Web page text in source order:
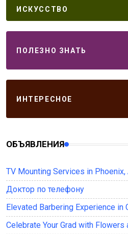
ИСКУССТВО
ПОЛЕЗНО ЗНАТЬ
ИНТЕРЕСНОЕ
ОБЪЯВЛЕНИЯ
TV Mounting Services in Phoenix,
Доктор по телефону
Elevated Barbering Experience in
Celebrate Your Grad with